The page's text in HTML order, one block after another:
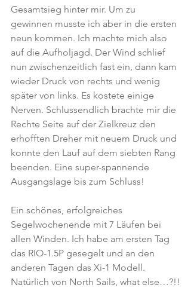
Gesamtsieg hinter mir. Um zu
gewinnen musste ich aber in die ersten
neun kommen. Ich machte mich also
auf die Aufholjagd. Der Wind schlief
nun zwischenzeitlich fast ein, dann kam
wieder Druck von rechts und wenig
später von links. Es kostete einige
Nerven. Schlussendlich brachte mir die
Rechte Seite auf der Zielkreuz den
erhofften Dreher mit neuem Druck und
konnte den Lauf auf dem siebten Rang
beenden. Eine super-spannende
Ausgangslage bis zum Schluss!
Ein schönes, erfolgreiches
Segelwochenende mit 7 Läufen bei
allen Winden. Ich habe am ersten Tag
das RIO-1.5P gesegelt und an den
anderen Tagen das Xi-1 Modell.
Natürlich von North Sails, what else…?!!